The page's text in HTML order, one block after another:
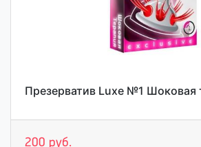
Презерватив Luxe №1 Шоковая
200 руб.